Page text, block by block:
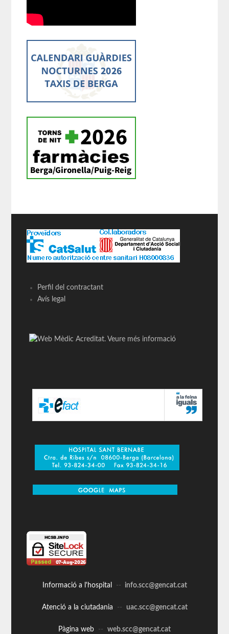
Perfil del contractant
Avís legal
Informació a l'hospital -- info.scc@gencat.cat
Atenció a la ciutadania -- uac.scc@gencat.cat
Pàgina web -- web.scc@gencat.cat